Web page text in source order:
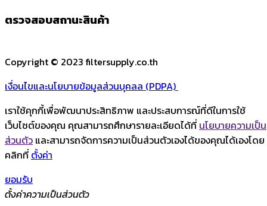
ตรวจสอบสถานะสินค้า
Copyright © 2023 filtersupply.co.th
เงื่อนไขและนโยบายข้อมูลส่วนบุคลล (PDPA)
เราใช้คุกกี้เพื่อพัฒนาประสิทธิภาพ และประสบการณ์ที่ดีในการใช้
เว็บไซต์ของคุณ คุณสามารถศึกษารายละเอียดได้ที่ นโยบายความเป็น
ส่วนตัว และสามารถจัดการความเป็นส่วนตัวเองได้ของคุณได้เองโดย
คลิกที่ ตั้งค่า
ยอมรับ
ตั้งค่าความเป็นส่วนตัว